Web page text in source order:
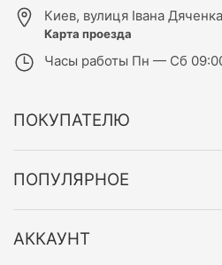
Киев, вулиця Івана
Карта проезда
Часы работы Пн — Сб
ПОКУПАТЕЛЮ
ПОПУЛЯРНОЕ
АККАУНТ